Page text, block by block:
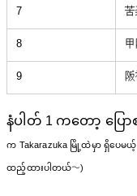
7
8
9
နံပါတ် 1 ကတော့ ပြော
က Takarazuka မြို့ထဲမှာ ရှိပေမ
ထည့်ထားပါတယ်〜)